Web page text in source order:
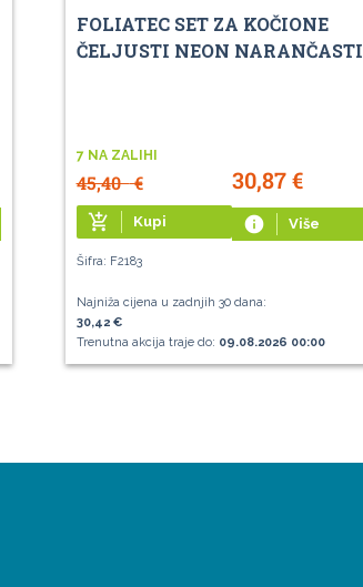
FOLIATEC SET ZA KOČIONE
ČELJUSTI NEON NARANČASTI
7 NA ZALIHI
45,40€ 30,87€
add_shopping_cart Kupi info Više
Šifra: F2183
Najniža cijena u zadnjih 30 dana:
30,42 €
Trenutna akcija traje do: 09.08.2026 00:00